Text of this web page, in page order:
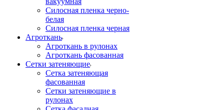
Силосная пленка черно-
белая
Силосная пленка черная
Агроткань
Агроткань в рулонах
Агроткань фасованная
Сетки затеняющие
Сетка затеняющая
фасованная
Сетки затеняющие в
рулонах